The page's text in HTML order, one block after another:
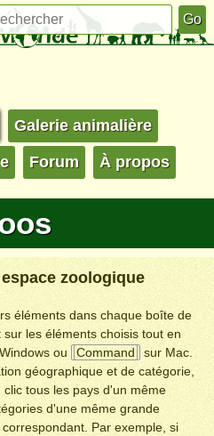
Galerie animalière
Forum À propos
zoologique
éléments dans chaque boîte de
les éléments choisis tout en
ou Command
sur Mac.
géographique et de catégorie,
tous les pays d'un même
d'une même grande
Par exemple, si